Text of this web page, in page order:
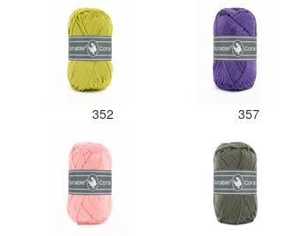
352 357